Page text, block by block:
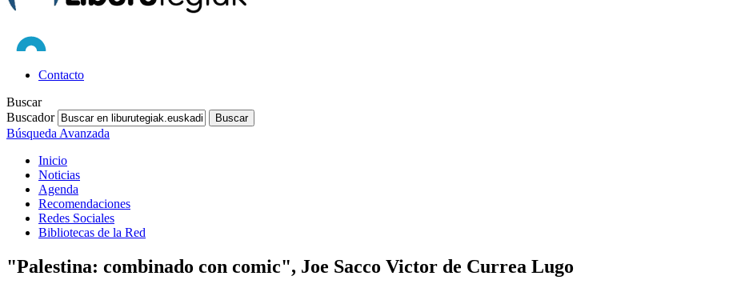
Contacto
Buscar
Buscador
Búsqueda Avanzada
Inicio
Noticias
Agenda
Recomendaciones
Redes Sociales
Bibliotecas de la Red
"Palestina: combinado con comic", Joe Sacco Victor de Currea Lugo